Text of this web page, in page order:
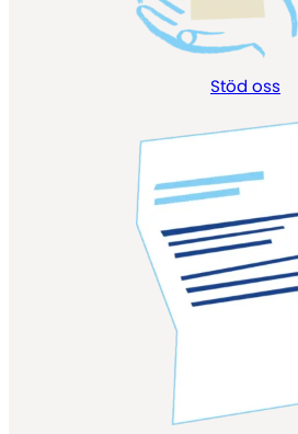
Stöd oss